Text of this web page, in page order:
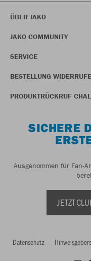
ÜBER JAKO
JAKO COMMUNITY
SERVICE
BESTELLUNG
PRODUKTRÜCKRUF
SICHERE
Ausgenommen für Fan-
JETZT
Datenschutz